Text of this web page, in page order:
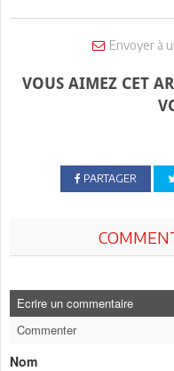
Envoyer à
VOUS AIMEZ CET
PARTAGER
Ecrire un commentaire
Commenter
Nom